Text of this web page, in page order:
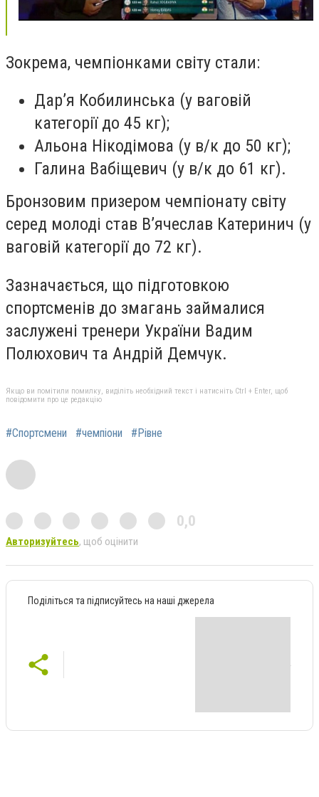
Зокрема, чемпіонками світу стали:
Дар’я Кобилинська (у ваговій
категорії до 45 кг);
Альона Нікодімова (у в/к до 50 кг);
Галина Вабіщевич (у в/к до 61 кг).
Бронзовим призером чемпіонату світу
серед молоді став В’ячеслав Катеринич (у
ваговій категорії до 72 кг).
Зазначається, що підготовкою
спортсменів до змагань займалися
заслужені тренери України Вадим
Полюхович та Андрій Демчук.
Якщо ви помітили помилку, виділіть необхідний текст і натисніть Ctrl + Enter, щоб
повідомити про це редакцію
#Спортсмени #чемпіони #Рівне
0,0
Авторизуйтесь, щоб оцінити
Поділіться та підписуйтесь на наші джерела